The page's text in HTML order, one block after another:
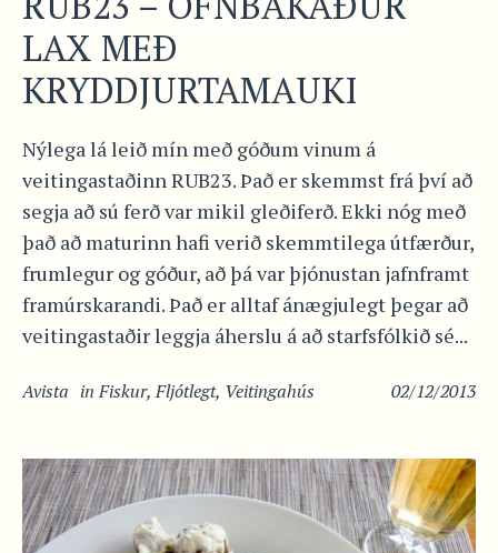
LAX MEÐ
KRYDDJURTAMAUKI
Nýlega lá leið mín með góðum vinum á
veitingastaðinn RUB23. Það er skemmst frá því að
segja að sú ferð var mikil gleðiferð. Ekki nóg með
það að maturinn hafi verið skemmtilega útfærður,
frumlegur og góður, að þá var þjónustan jafnframt
framúrskarandi. Það er alltaf ánægjulegt þegar að
veitingastaðir leggja áherslu á að starfsfólkið sé...
02/12/2013
Avista inFiskur,Fljótlegt, Veitingahús